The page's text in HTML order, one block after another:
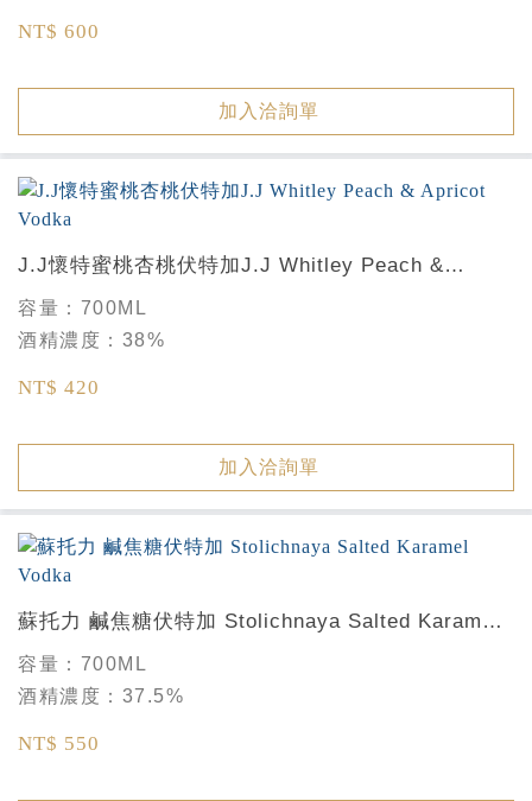
NT$ 600
加入洽詢單
J.J懷特蜜桃杏桃伏特加J.J Whitley Peach &
Apricot Vodka
容量： 700ML
酒精濃度： 38%
NT$ 420
加入洽詢單
蘇托力 鹹焦糖伏特加 Stolichnaya Salted Karamel
Vodka
容量： 700ML
酒精濃度： 37.5%
NT$ 550